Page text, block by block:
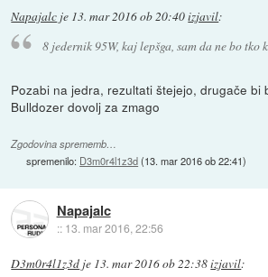
Napajalc je 13. mar 2016 ob 20:40izjavil:
8 jedernik 95W, kaj lepšga, sam da ne bo tko
Pozabi na jedra, rezultati štejejo, drugače bi
Bulldozer dovolj za zmago
Zgodovina sprememb…
spremenilo: D3m0r4l1z3d(13. mar 2016 ob 22:41)
Napajalc
:: 13. mar 2016, 22:56
D3m0r4l1z3d je 13. mar 2016 ob 22:38izjavil: